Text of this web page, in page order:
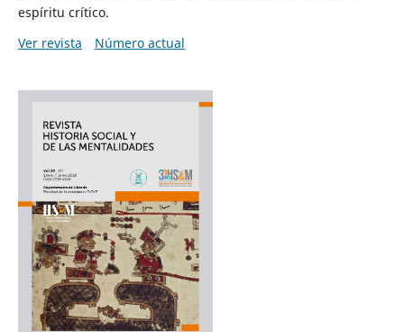
espíritu crítico.
Ver revista
Número actual